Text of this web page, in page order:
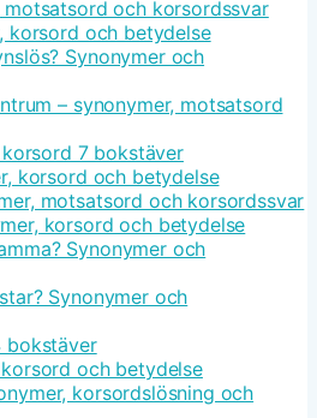
motsatsord och korsordssvar
korsord och betydelse
Synonymer och
– synonymer, motsatsord
7 bokstäver
korsord och betydelse
motsatsord och korsordssvar
korsord och betydelse
Synonymer och
Synonymer och
bokstäver
och betydelse
korsordslösning och